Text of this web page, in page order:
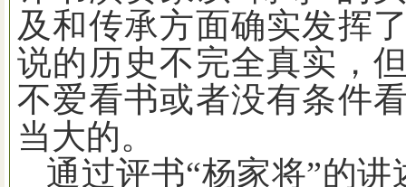
及和传承方面确实发挥
说的历史不完全真实，
不爱看书或者没有条件
当大的。
通过评书“杨家将”的讲